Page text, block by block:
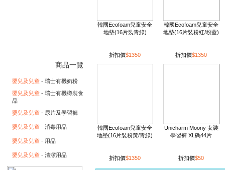
商品一覽
嬰兒及兒童 - 瑞士有機奶粉
嬰兒及兒童 - 瑞士有機樽裝食
品
嬰兒及兒童 - 尿片及學習褲
嬰兒及兒童 - 消毒用品
嬰兒及兒童 - 用品
嬰兒及兒童 - 清潔用品
韓國Ecofoam兒童安全
地墊(16片裝青綠)
折扣價$1350
韓國Ecofoam兒童安全
地墊(16片裝粉紅/粉藍)
折扣價$1350
韓國Ecofoam兒童安全
地墊(16片裝粉黃/青綠)
折扣價$1350
Unicharm Moony 女裝
學習褲 XL碼44片
折扣價$50